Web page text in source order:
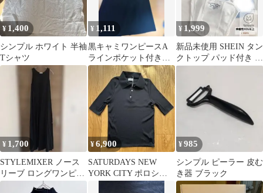
¥ 1,400
シンプル ホワイト 半袖
Tシャツ
¥ 1,111
黒キャミワンピースA
ラインポケット付きシ
ンプルレディース
¥ 1,999
新品未使用 SHEIN タン
クトップ パッド付き 黒
白 2点セット 韓国 Y2K
¥ 1,700
STYLEMIXER ノース
リーブ ロングワンピー
ス ブラック M
¥6,900
SATURDAYS NEW
YORK CITY ポロシャ
ツ 黒シンプル仕事ゴル
¥985
シンプル ピーラー 皮む
き器 ブラック